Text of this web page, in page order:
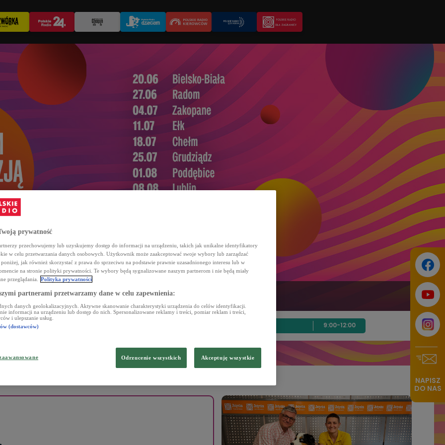
KONCERTY HISTORIA JEDNEJ PIOSENKI KONKURSY
NAPISZ
DO NAS
9:00-12:00
prywatność
przechowujemy lub uzyskujemy dostęp do informacji na urządzeniu, takich jak unikalne identyfikatory
w celu przetwarzania danych osobowych. Użytkownik może zaakceptować swoje wybory lub zarządzać
jak również skorzystać z prawa do sprzeciwu na podstawie prawnie uzasadnionego interesu lub w
na stronie polityki prywatności. Te wybory będą sygnalizowane naszym partnerom i nie będą miały
przeglądania.
Polityka prywatności
partnerami przetwarzamy dane w celu zapewnienia:
danych geolokalizacyjnych. Aktywne skanowanie charakterystyki urządzenia do celów identyfikacji.
informacji na urządzeniu lub dostęp do nich. Spersonalizowane reklamy i treści, pomiar reklam i treści,
i ulepszanie usług.
(dostawców)
Odrzucenie wszystkich Akceptuję wszystkie